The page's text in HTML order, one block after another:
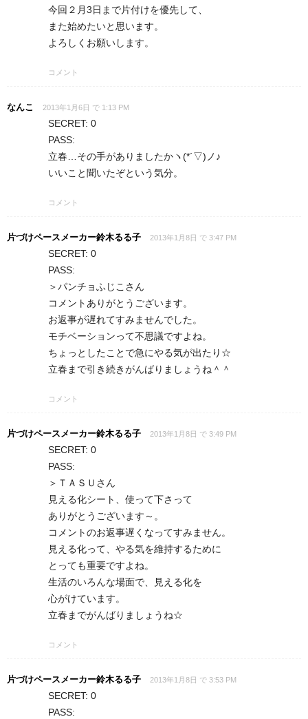
今回２月3日まで片付けを優先して、
また始めたいと思います。
よろしくお願いします。
コメント
なんこ 2013年1月6日 で 1:13 PM
SECRET: 0
PASS:
立春…その手がありましたかヽ(*´▽)ノ♪
いいこと聞いたぞという気分。
コメント
片づけペースメーカー鈴木るる子 2013年1月8日 で 3:47 PM
SECRET: 0
PASS:
＞パンチョふじこさん
コメントありがとうございます。
お返事が遅れてすみませんでした。
モチベーションって不思議ですよね。
ちょっとしたことで急にやる気が出たり☆
立春まで引き続きがんばりましょうね＾＾
コメント
片づけペースメーカー鈴木るる子 2013年1月8日 で 3:49 PM
SECRET: 0
PASS:
＞ＴＡＳＵさん
見える化シート、使って下さって
ありがとうございます～。
コメントのお返事遅くなってすみません。
見える化って、やる気を維持するために
とっても重要ですよね。
生活のいろんな場面で、見える化を
心がけています。
立春までがんばりましょうね☆
コメント
片づけペースメーカー鈴木るる子 2013年1月8日 で 3:53 PM
SECRET: 0
PASS: